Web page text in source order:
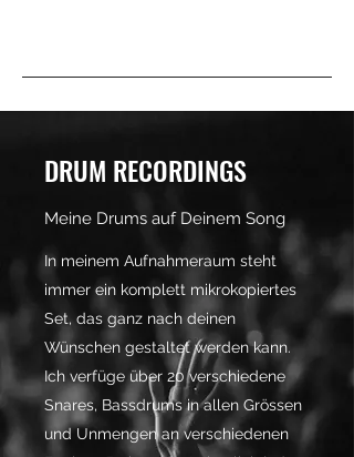
DRUM RECORDINGS
Meine Drums auf Deinem Song
In meinem Aufnahmeraum steht
immer ein komplett mikrokopiertes
Set, das ganz nach deinen
Wünschen gestaltet werden kann.
Ich verfüge über 20 verschiedene
Snares, Bassdrums in allen Grössen
und Unmengen an verschiedenen